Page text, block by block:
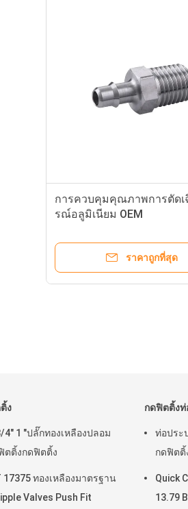
การควบคุมคุณภาพการตัด
รณ์อลูมิเนียม OEM
ราคาถูกที่สุด
ง
4" 1 "ปลั๊กทองเหลืองปลอม
ตติ้งกดฟิตติ้ง
17375 ทองเหลืองมาตรฐาน
Valves Push Fit
กดฟิตติ้งท่
ท่อประ
กดฟิตติ้
Quick
13.79